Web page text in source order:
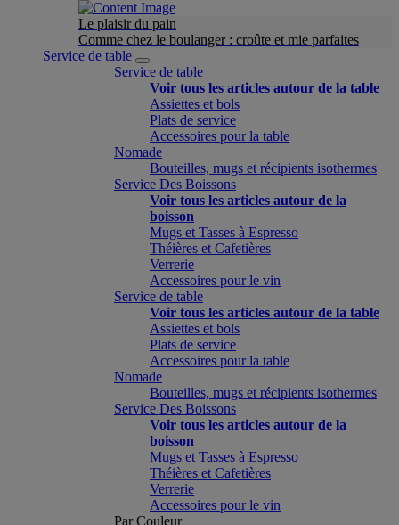
Le plaisir du pain
Comme chez le boulanger : croûte et mie parfaites
Service de table
Service de table
Voir tous les articles autour de la table
Assiettes et bols
Plats de service
Accessoires pour la table
Nomade
Bouteilles, mugs et récipients isothermes
Service Des Boissons
Voir tous les articles autour de la
boisson
Mugs et Tasses à Espresso
Théières et Cafetières
Verrerie
Accessoires pour le vin
Service de table
Voir tous les articles autour de la table
Assiettes et bols
Plats de service
Accessoires pour la table
Nomade
Bouteilles, mugs et récipients isothermes
Service Des Boissons
Voir tous les articles autour de la
boisson
Mugs et Tasses à Espresso
Théières et Cafetières
Verrerie
Accessoires pour le vin
Par Couleur